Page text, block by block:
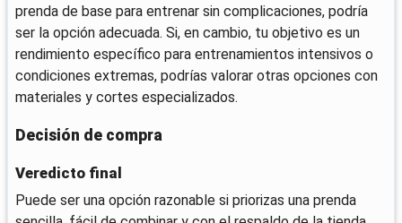
prenda de base para entrenar sin complicaciones, podría
ser la opción adecuada. Si, en cambio, tu objetivo es un
rendimiento específico para entrenamientos intensivos o
condiciones extremas, podrías valorar otras opciones con
materiales y cortes especializados.
Decisión de compra
Veredicto final
Puede ser una opción razonable si priorizas una prenda